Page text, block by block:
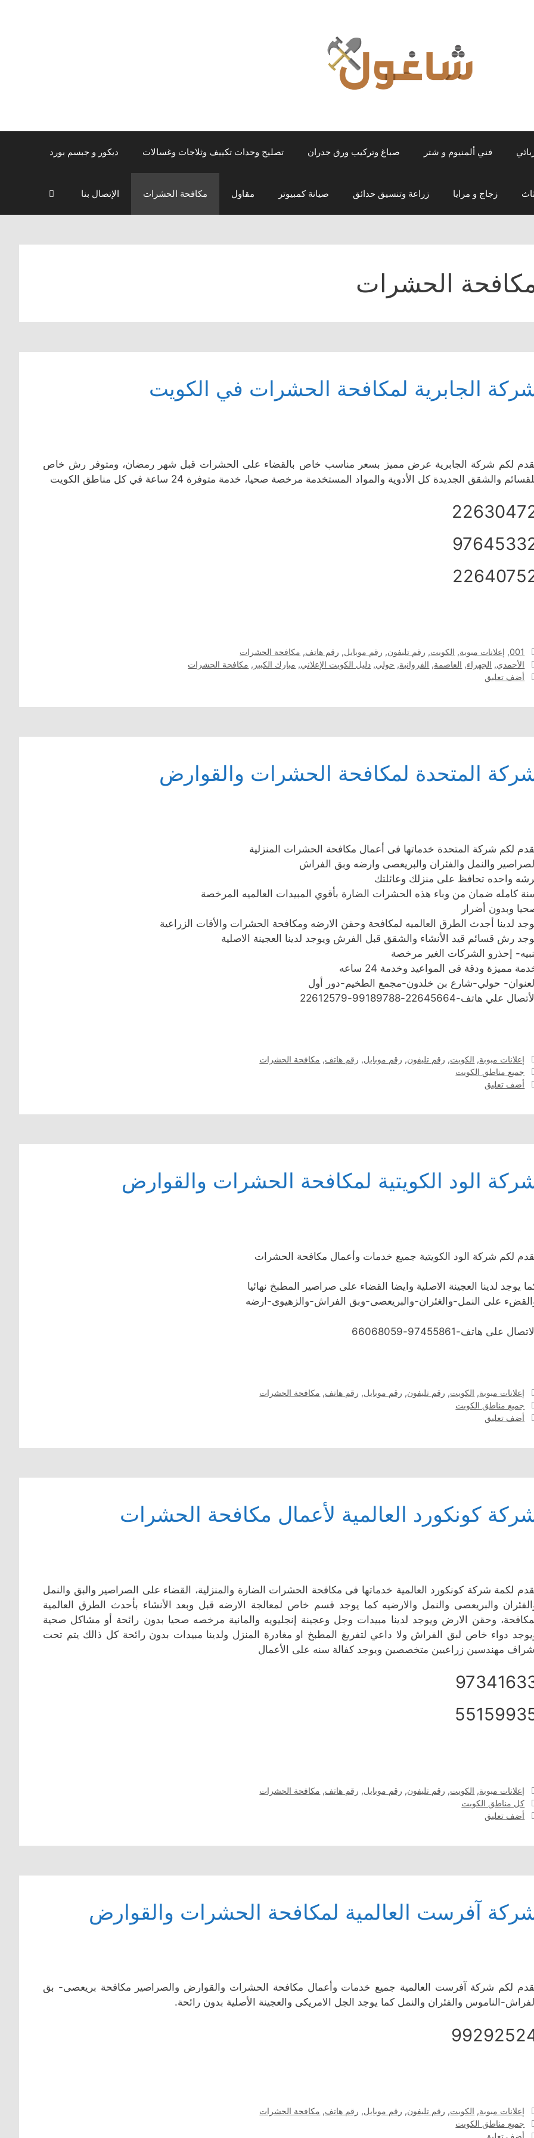
فني ألمنيوم و شتر صباغ وتركيب ورق جدران تصليح وحدات تكييف وثلاجات وغسالات ديكور و جبسم بورد
زجاج و مرايا زراعة وتنسيق حدائق صيانة كمبيوتر مقاول مكافحة الحشرات الإتصال بنا
الحشرات
الجابرية لمكافحة الحشرات في الكويت
لكم شركة الجابرية عرض مميز بسعر مناسب خاص بالقضاء على الحشرات قبل شهر رمضان، ومتوفر رش خاص
والشقق الجديدة كل الأدوية والمواد المستخدمة مرخصة صحيا، خدمة متوفرة 24 ساعة في كل مناطق الكويت
التصنيفات
001
, إعلانات مبوبة, الكويت, رقم تليفون, رقم موبايل, رقم هاتف, مكافحة الحشرات
الوسوم
الأحمدي, الجهراء, العاصمة, الفروانية, حولي, دليل الكويت الإعلاني, مبارك الكبير , مكافحة الحشرات
أضف تعليق
المتحدة لمكافحة الحشرات والقوارض
لكم شركة المتحدة خدماتها فى أعمال مكافحة الحشرات المنزلية
والنمل والفئران والبريعصى وارضه وبق الفراش
واحده تحافظ على منزلك وعائلتك
كامله ضمان من وباء هذه الحشرات الضارة بأقوي المبيدات العالميه المرخصة
وبدون أضرار
لدينا أجدث الطرق العالميه لمكافحة وحقن الارضه ومكافحة الحشرات والأفات الزراعية
رش قسائم قيد الأنشاء والشقق قبل الفرش ويوجد لدينا العجينة الاصلية
إحذرو الشركات الغير مرخصة
مميزة ودقة فى المواعيد وخدمة 24 ساعه
حولي-شارع بن خلدون-مجمع الطخيم-دور أول
علي هاتف-22645664-99189788-22612579
التصنيفات
إعلانات مبوبة, الكويت, رقم تليفون, رقم موبايل, رقم هاتف, مكافحة الحشرات
الوسوم
جميع مناطق الكويت
أضف تعليق
الود الكويتية لمكافحة الحشرات والقوارض
لكم شركة الود الكويتية جميع خدمات وأعمال مكافحة الحشرات
يوجد لدينا العجينة الاصلية وايضا القضاء على صراصير المطبخ نهائيا
على النمل-والغئران-والبريعصى-وبق الفراش-والزهيوى-ارضه
على هاتف-97455861-66068059
التصنيفات
إعلانات مبوبة, الكويت, رقم تليفون, رقم موبايل, رقم هاتف, مكافحة الحشرات
الوسوم
جميع مناطق الكويت
أضف تعليق
كونكورد العالمية لأعمال مكافحة الحشرات
لكمة شركة كونكورد العالمية خدماتها فى مكافحة الحشرات الضارة والمنزلية، القضاء على الصراصير والبق والنمل
والبريعصى والنمل والارضيه كما يوجد قسم خاص لمعالجة الارضه قبل وبعد الأنشاء بأحدث الطرق العالمية
وحقن الارض ويوجد لدينا مبيدات وجل وعجينة إنجليويه والمانية مرخصه صحيا بدون رائحة أو مشاكل صحية
دواء خاص لبق الفراش ولا داعي لتفريغ المطبخ او مغادرة المنزل ولدينا مبيدات بدون رائحة كل ذالك يتم تحت
مهندسين زراعيين متخصصين ويوجد كفالة سنه على الأعمال
التصنيفات
إعلانات مبوبة, الكويت, رقم تليفون, رقم موبايل, رقم هاتف, مكافحة الحشرات
الوسوم
كل مناطق الكويت
أضف تعليق
آفرست العالمية لمكافحة الحشرات والقوارض
لكم شركة آفرست العالمية جميع خدمات وأعمال مكافحة الحشرات والقوارض والصراصير مكافحة بريعصى- بق
الناموس والفئران والنمل كما يوجد الجل الامريكى والعجينة الأصلية بدون رائحة.
التصنيفات
إعلانات مبوبة, الكويت, رقم تليفون, رقم موبايل, رقم هاتف, مكافحة الحشرات
الوسوم
جميع مناطق الكويت